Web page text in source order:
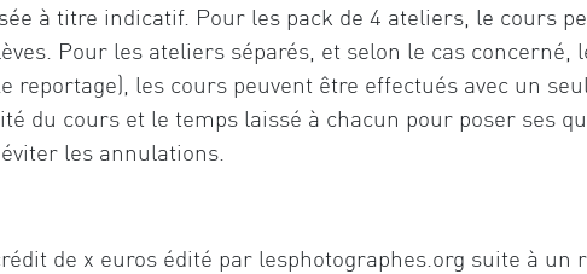
à titre indicatif. Pour les pack de 4 ateliers, le cours
Pour les ateliers séparés, et selon le cas
reportage), les cours peuvent être effectués avec un
du cours et le temps laissé à chacun pour poser ses
les annulations.
de x euros édité par lesphotographes.org suite à